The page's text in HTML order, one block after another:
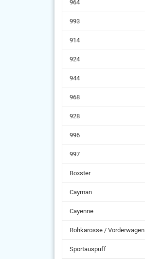
964
993
914
924
944
968
928
996
997
Boxster
Cayman
Cayenne
Rohkarosse / Vorderwagen
Sportauspuff